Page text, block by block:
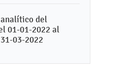
del
01-01-2022 al
31-03-2022